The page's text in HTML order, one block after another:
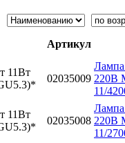
Артикул
02035009
Лампа
220В
11/
02035008
Лампа
220В
11/